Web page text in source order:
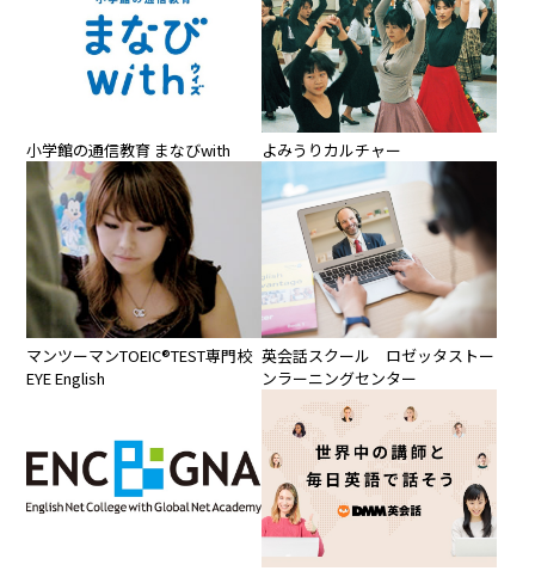
小学館の通信教育 まなびwith よみうりカルチャー
マンツーマンTOEIC®TEST専門校
EYE English
英会話スクール ロゼッタストー
ンラーニングセンター